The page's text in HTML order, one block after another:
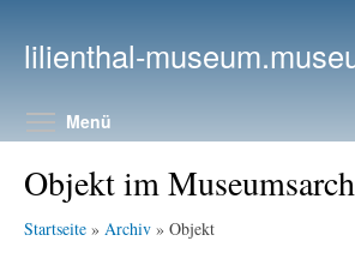
lilienthal-
Menü
Objekt im
Startseite » Archiv » Objekt